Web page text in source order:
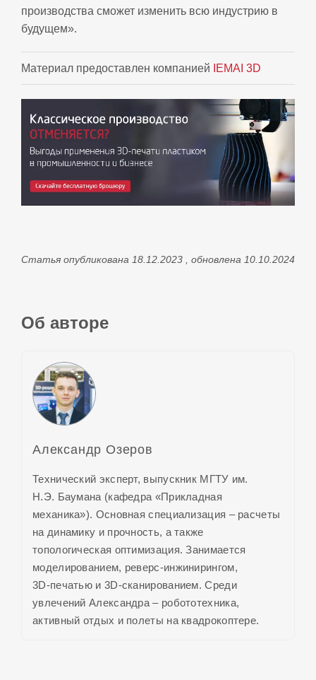
производства сможет изменить всю индустрию в
будущем».
Материал предоставлен компанией IEMAI 3D
Статья опубликована 18.12.2023 , обновлена 10.10.2024
Об авторе
Александр Озеров
Технический эксперт, выпускник МГТУ им.
Н.Э. Баумана (кафедра «Прикладная
механика»). Основная специализация – расчеты
на динамику и прочность, а также
топологическая оптимизация. Занимается
моделированием, реверс-инжинирингом,
3D‑печатью и 3D‑сканированием. Среди
увлечений Александра – робототехника,
активный отдых и полеты на квадрокоптере.